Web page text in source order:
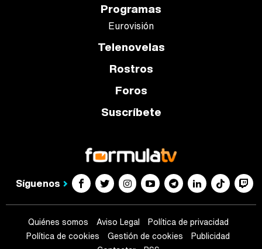
Programas
Eurovisión
Telenovelas
Rostros
Foros
Suscríbete
Síguenos
Quiénes somos Aviso Legal
Política de privacidad
Política de cookies
Gestión de cookies
Publicidad